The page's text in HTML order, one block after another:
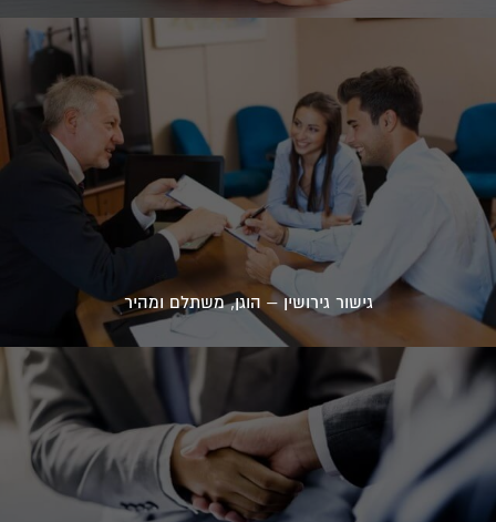
גישור גירושין – הוגן, משתלם ומהיר